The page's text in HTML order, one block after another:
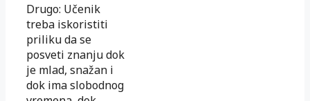
Drugo: Učenik
treba iskoristiti
priliku da se
posveti znanju dok
je mlad, snažan i
dok ima slobodnog